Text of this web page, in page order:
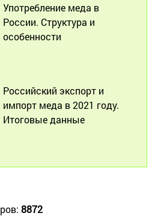
Употребление меда в
России. Структура и
особенности
Российский экспорт и
импорт меда в 2021 году.
Итоговые данные
8872